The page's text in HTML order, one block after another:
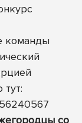
команды
со